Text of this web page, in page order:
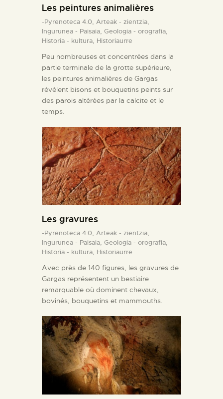
Les peintures animalières
-Pyrenoteca 4.0, Arteak - zientzia,
Ingurunea - Paisaia, Geologia - orografia,
Historia - kultura, Historiaurre
Peu nombreuses et concentrées dans la
partie terminale de la grotte supérieure,
les peintures animalières de Gargas
révèlent bisons et bouquetins peints sur
des parois altérées par la calcite et le
temps.
Les gravures
-Pyrenoteca 4.0, Arteak - zientzia,
Ingurunea - Paisaia, Geologia - orografia,
Historia - kultura, Historiaurre
Avec près de 140 figures, les gravures de
Gargas représentent un bestiaire
remarquable où dominent chevaux,
bovinés, bouquetins et mammouths.